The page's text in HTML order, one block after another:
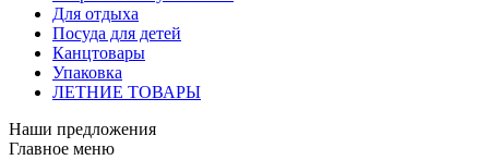
Для отдыха
Посуда для детей
Канцтовары
Упаковка
ЛЕТНИЕ ТОВАРЫ
Наши предложения
Главное меню